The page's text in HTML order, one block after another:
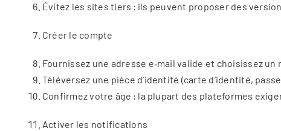
Évitez les sites tiers : ils peuvent proposer des
Créer le compte
Fournissez une adresse e‑mail valide et choisissez un
Téléversez une pièce d’identité (carte d’identité,
Confirmez votre âge : la plupart des plateformes
Activer les notifications